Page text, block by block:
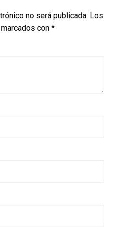
no será publicada. Los
con *